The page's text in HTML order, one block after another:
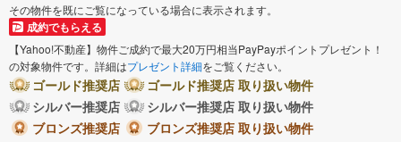
その物件を既にご覧になっている場合に表示されます。
成約でもらえる
【Yahoo!不動産】物件ご成約で最大20万円相当PayPayポイントプレゼント！
の対象物件です。詳細はプレゼント詳細をご覧ください。
ゴールド推奨店
ゴールド推奨店 取り扱い物件
シルバー推奨店
シルバー推奨店 取り扱い物件
ブロンズ推奨店
ブロンズ推奨店 取り扱い物件